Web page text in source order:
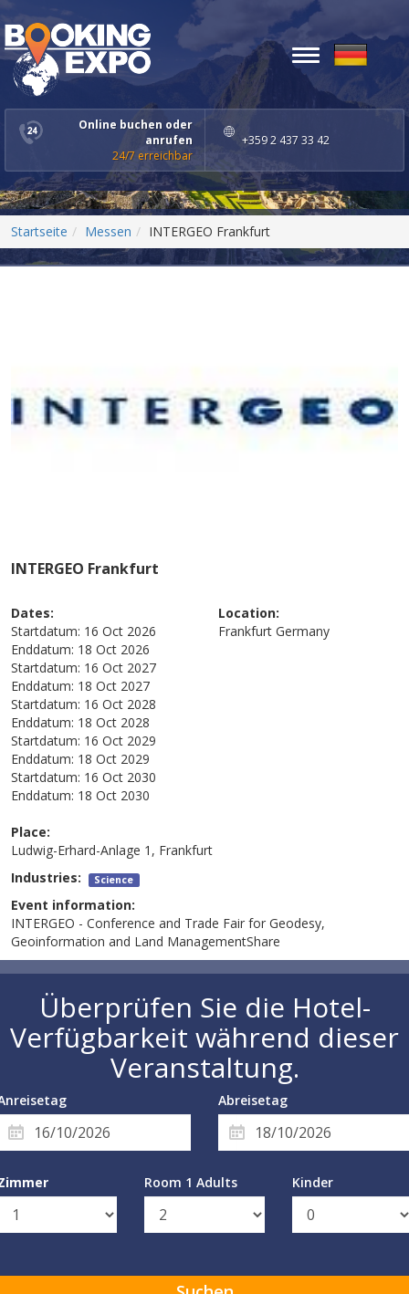
Online buchen oder
anrufen
24/7 erreichbar
+359 2 437 33 42
Toggle
navigation
Startseite Messen INTERGEO Frankfurt
INTERGEO Frankfurt
Dates:
Startdatum: 16 Oct 2026
Enddatum: 18 Oct 2026
Startdatum: 16 Oct 2027
Enddatum: 18 Oct 2027
Startdatum: 16 Oct 2028
Enddatum: 18 Oct 2028
Startdatum: 16 Oct 2029
Enddatum: 18 Oct 2029
Startdatum: 16 Oct 2030
Enddatum: 18 Oct 2030
Location:
Frankfurt Germany
Place:
Ludwig-Erhard-Anlage 1, Frankfurt
Industries: Science
Event information:
INTERGEO - Conference and Trade Fair for Geodesy,
Geoinformation and Land ManagementShare
Überprüfen Sie die Hotel-
Verfügbarkeit während dieser
Veranstaltung.
Abreisetag
Room 1 Adults Kinder